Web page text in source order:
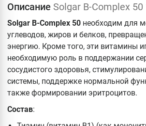
Описание Solgar B-Complex
Solgar B-Complex 50 необходим для
углеводов, жиров и белков,
энергию. Кроме того, эти витамины
необходимую роль в поддержании
сосудистого здоровья,
системы, поддержке нормальной
также формировании эритроцитов.
Состав: